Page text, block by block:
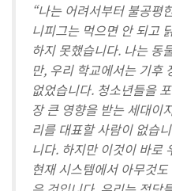
“나는 어려서부터 불공평
니피그는 먹으면 안 되고
하지 못했습니다. 나는 동
만, 우리 학교에서는 기후
없었습니다. 청소년들을
장 큰 영향을 받는 세대이
리를 대표할 사람이 없습
니다. 하지만 이것이 바로
현재 시스템에서 아무것